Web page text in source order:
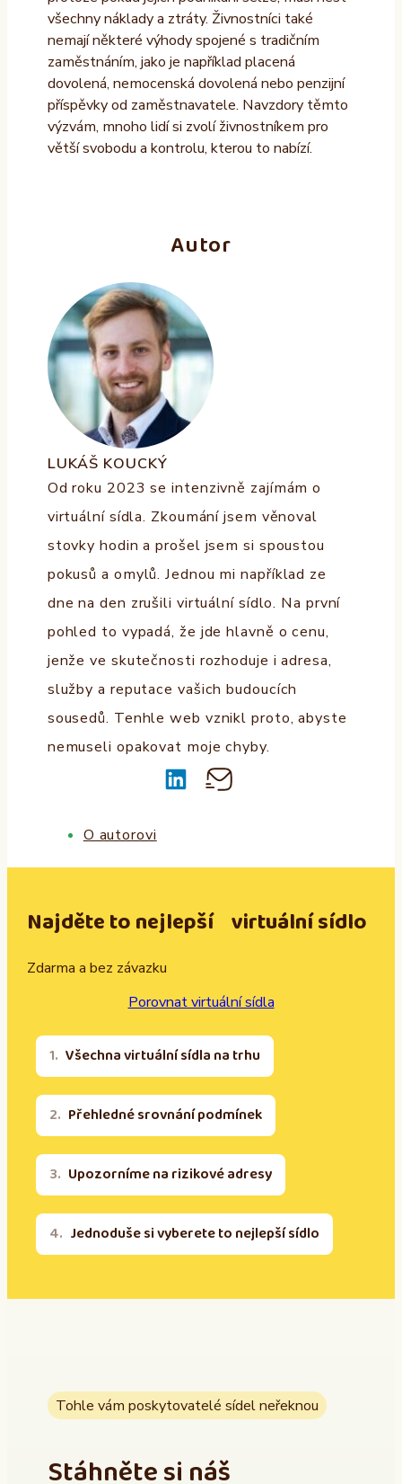
všechny náklady a ztráty. Živnostníci také
nemají některé výhody spojené s tradičním
zaměstnáním, jako je například placená
dovolená, nemocenská dovolená nebo penzijní
příspěvky od zaměstnavatele. Navzdory těmto
výzvám, mnoho lidí si zvolí živnostníkem pro
větší svobodu a kontrolu, kterou to nabízí.
Autor
LUKÁŠ KOUCKÝ
Od roku 2023 se intenzivně zajímám o
virtuální sídla. Zkoumání jsem věnoval
stovky hodin a prošel jsem si spoustou
pokusů a omylů. Jednou mi například ze
dne na den zrušili virtuální sídlo. Na první
pohled to vypadá, že jde hlavně o cenu,
jenže ve skutečnosti rozhoduje i adresa,
služby a reputace vašich budoucích
sousedů. Tenhle web vznikl proto, abyste
nemuseli opakovat moje chyby.
O autorovi
Najděte to nejlepší virtuální sídlo
Zdarma a bez závazku
Porovnat virtuální sídla
Všechna virtuální sídla na trhu
Přehledné srovnání podmínek
Upozorníme na rizikové adresy
Jednoduše si vyberete to nejlepší sídlo
Tohle vám poskytovatelé sídel neřeknou
Stáhněte si náš